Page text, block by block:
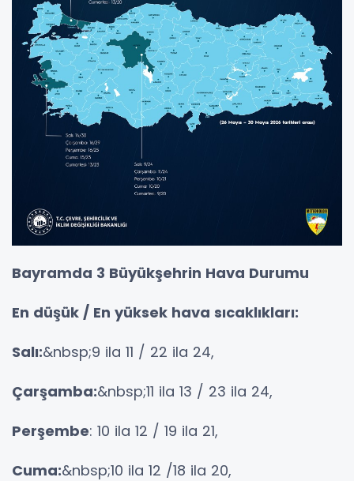
Bayramda 3 Büyükşehrin Hava Durumu
En düşük / En yüksek hava sıcaklıkları:
Salı:&nbsp;9 ila 11 / 22 ila 24,
Çarşamba:&nbsp;11 ila 13 / 23 ila 24,
Perşembe: 10 ila 12 / 19 ila 21,
Cuma:&nbsp;10 ila 12 /18 ila 20,